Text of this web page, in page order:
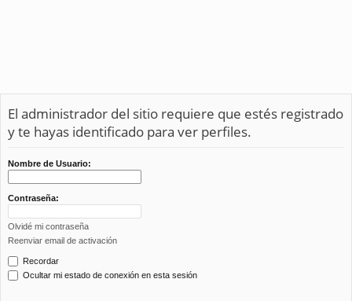
El administrador del sitio requiere que estés registrado
y te hayas identificado para ver perfiles.
Nombre de Usuario:
Contraseña:
Olvidé mi contraseña
Reenviar email de activación
Recordar
Ocultar mi estado de conexión en esta sesión